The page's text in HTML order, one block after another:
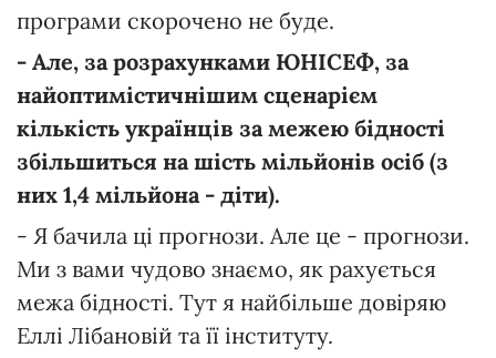
програми скорочено не буде.
- Але, за розрахунками ЮНІСЕФ, за
найоптимістичнішим сценарієм
кількість українців за межею бідності
збільшиться на шість мільйонів осіб (з
них 1,4 мільйона - діти).
- Я бачила ці прогнози. Але це - прогнози.
Ми з вами чудово знаємо, як рахується
межа бідності. Тут я найбільше довіряю
Еллі Лібановій та її інституту.